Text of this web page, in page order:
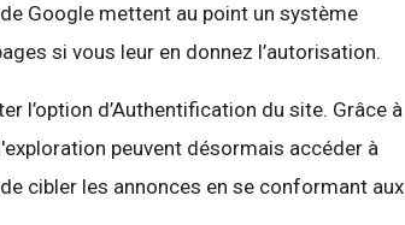
Google mettent au point un système
si vous leur en donnez l’autorisation.
l’option d’Authentification du site. Grâce à
peuvent désormais accéder à
cibler les annonces en se conformant aux